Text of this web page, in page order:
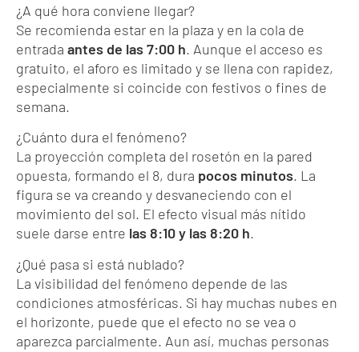
¿A qué hora conviene llegar?
Se recomienda estar en la plaza y en la cola de
entrada antes de las 7:00 h. Aunque el acceso es
gratuito, el aforo es limitado y se llena con rapidez,
especialmente si coincide con festivos o fines de
semana.
¿Cuánto dura el fenómeno?
La proyección completa del rosetón en la pared
opuesta, formando el 8, dura pocos minutos. La
figura se va creando y desvaneciendo con el
movimiento del sol. El efecto visual más nítido
suele darse entre las 8:10 y las 8:20 h.
¿Qué pasa si está nublado?
La visibilidad del fenómeno depende de las
condiciones atmosféricas. Si hay muchas nubes en
el horizonte, puede que el efecto no se vea o
aparezca parcialmente. Aun así, muchas personas